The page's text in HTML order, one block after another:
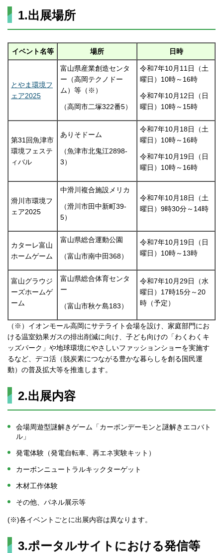
1.出展場所
イベント名等 場所 日時
とやま環境フ
ェア2025
富山県産業創造センタ
ー（高岡テクノドー
ム）等（※）
（高岡市二塚322番5）
令和7年10月11日（土
曜日）10時～16時
令和7年10月12日（日
曜日）10時～15時
第31回魚津市
環境フェステ
ィバル
ありそドーム
（魚津市北鬼江2898-
3）
令和7年10月18日（土
曜日）10時～16時
令和7年10月19日（日
曜日）10時～16時
滑川市環境フ
ェア2025
中滑川複合施設メリカ
（滑川市田中新町39-
5）
令和7年10月18日（土
曜日）9時30分～14時
カターレ富山
ホームゲーム
富山県総合運動公園
（富山市南中田368）
令和7年10月19日（日
曜日）10時～13時
富山グラウジ
ーズホームゲ
ーム
富山県総合体育センタ
ー
（富山市秋ケ島183）
令和7年10月29日（水
曜日）17時15分～20
時（予定）
（※）イオンモール高岡にサテライト会場を設け、家庭部門にお
ける温室効果ガスの排出削減に向け、子ども向けの「わくわくキ
ッズパーク」や地球環境にやさしいファッションショーを実施す
るなど、デコ活（脱炭素につながる豊かな暮らしを創る国民運
動）の普及拡大等を推進します。
2.出展内容
会場周遊型謎解きゲーム「カーボンデーモンと謎解きエコバト
ル」
発電体験（発電自転車、再エネ実験キット）
カーボンニュートラルキックターゲット
木材工作体験
その他、パネル展示等
(※)各イベントごとに出展内容は異なります。
3.ポータルサイトにおける発信等